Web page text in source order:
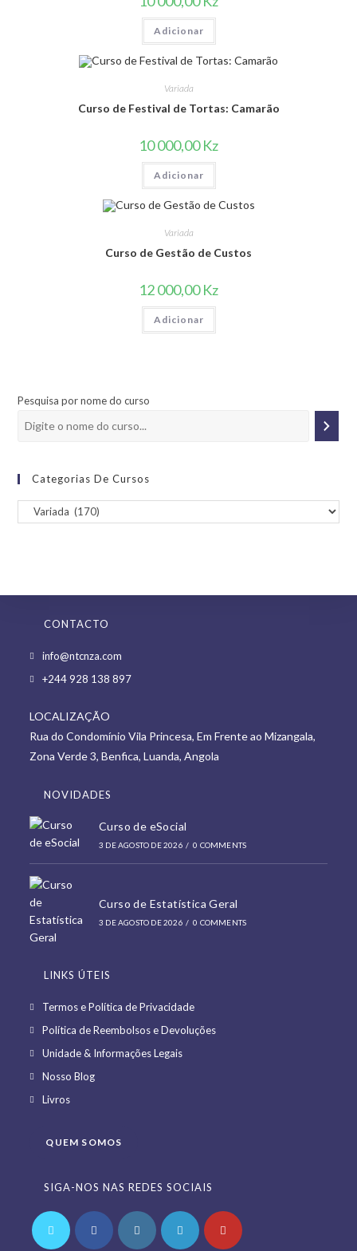
Adicionar
Variada
Curso de Festival de Tortas: Camarão
10 000,00Kz
Adicionar
Variada
Curso de Gestão de Custos
12 000,00Kz
Adicionar
Pesquisa por nome do curso
Categorias De Cursos
CONTACTO
info@ntcnza.com
in
tab
+244 928 138 897Opens
new
tab
LOCALIZAÇÃO
Rua do Condomínio Vila Princesa, Em Frente ao Mizangala,
Zona Verde 3, Benfica, Luanda, Angola
NOVIDADES
Curso de eSocial
3 DE AGOSTO DE 2026 / 0 COMMENTS
Curso de Estatística Geral
3 DE AGOSTO DE 2026 / 0 COMMENTS
LINKS ÚTEIS
Termos e Política de PrivacidadeOpens
in
Política de Reembolsos e DevoluçõesOpens
Unidade & Informações LegaisOpens
Nosso BlogOpens
LivrosOpens
a
QUEM SOMOS
SIGA-NOS NAS REDES SOCIAIS